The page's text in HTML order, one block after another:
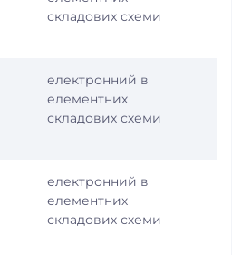
складових схеми
електронний в
елементних
складових схеми
електронний в
елементних
складових схеми